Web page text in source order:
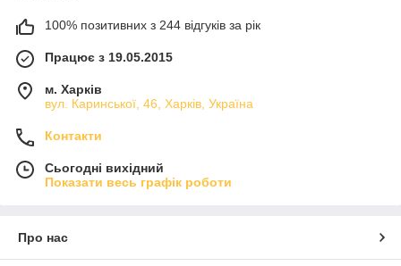
100% позитивних з 244 відгуків за рік
Працює з 19.05.2015
м. Харків
вул. Каринської, 46, Харків, Україна
Контакти
Сьогодні вихідний
Показати весь графік роботи
Про нас